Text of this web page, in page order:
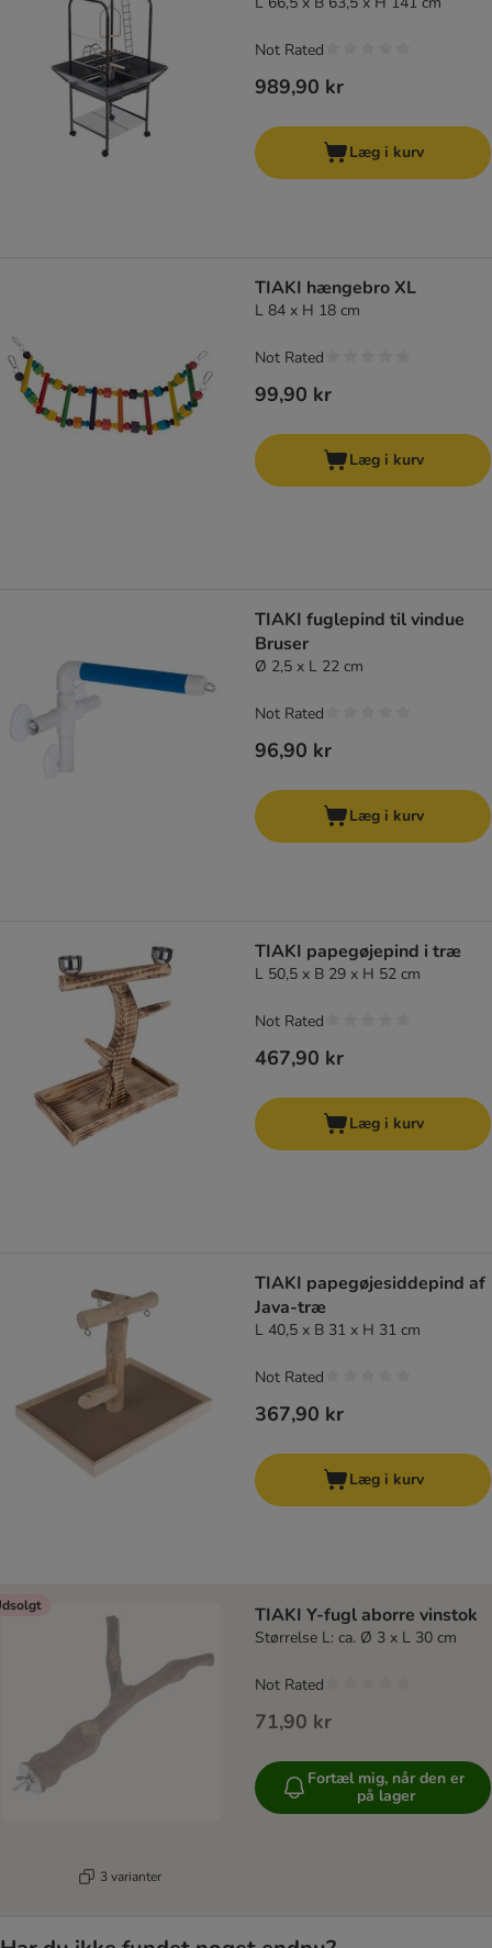
989,90 kr
Not Rated
Læg i kurv
TIAKI hængebro XL
L 84 x H 18 cm
99,90 kr
Not Rated
Læg i kurv
TIAKI fuglepind til vindue
Bruser
Ø 2,5 x L 22 cm
96,90 kr
Not Rated
Læg i kurv
TIAKI papegøjepind i træ
L 50,5 x B 29 x H 52 cm
467,90 kr
Not Rated
Læg i kurv
TIAKI papegøjesiddepind af
Java-træ
L 40,5 x B 31 x H 31 cm
367,90 kr
Not Rated
Læg i kurv
3 varianter
TIAKI Y-fugl aborre vinstok
Størrelse L: ca. Ø 3 x L 30 cm
71,90 kr
Not Rated
Fortæl mig, når den er
på lager